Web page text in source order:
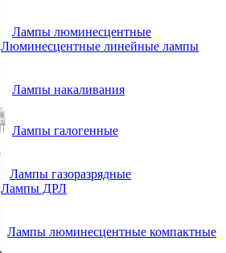
Лампы люминесцентные
Люминесцентные линейные лампы
Лампы накаливания
Лампы галогенные
Лампы газоразрядные
Лампы ДРЛ
Лампы люминесцентные компактные